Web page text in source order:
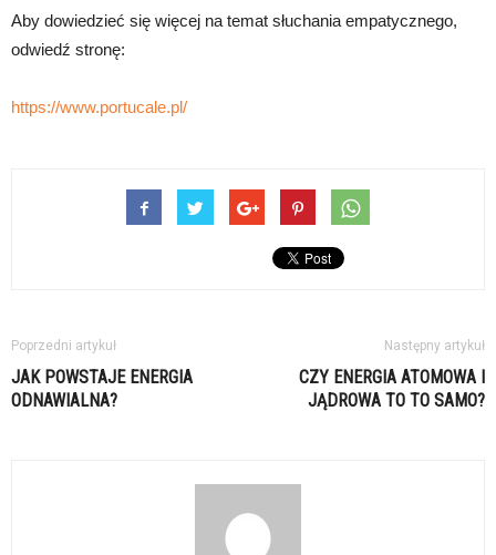
Aby dowiedzieć się więcej na temat słuchania empatycznego,
odwiedź stronę:
https://www.portucale.pl/
Poprzedni artykuł
JAK POWSTAJE ENERGIA
ODNAWIALNA?
Następny artykuł
CZY ENERGIA ATOMOWA I
JĄDROWA TO TO SAMO?